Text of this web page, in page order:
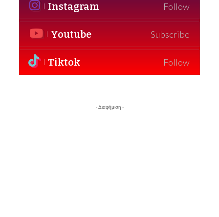
Instagram Follow
Youtube Subscribe
Tiktok Follow
- Διαφήμιση -